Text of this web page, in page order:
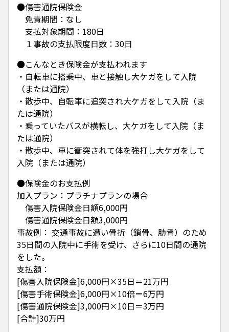
●傷害通院保険金
免責期間：なし
支払対象期間：180日
１事故の支払限度日数：30日
●こんなとき保険金が支払われます
・自転車に搭乗中、車と接触し大ケガをして入院
（または通院）
・散歩中、自転車に追突され大ケガをして入院（ま
たは通院）
・乗っていたバスが横転し、大ケガをして入院（ま
たは通院）
・散歩中、車に衝突されて体を強打し大ケガをして
入院（または通院）
●保険金のお支払例
加入プラン：プラチナプランの場合
傷害入院保険金日額6,000円
傷害通院保険金日額3,000円
事故例： 交通事故に遭い骨折（鎖骨、肋骨）のため
35日間の入院中に手術を受け、さらに10日間の通院
をした。
支払額：
[傷害入院保険金]6,000円×35日＝21万円
[傷害手術保険金]6,000円×10倍＝6万円
[傷害通院保険金]3,000円×10日＝3万円
[合計]30万円